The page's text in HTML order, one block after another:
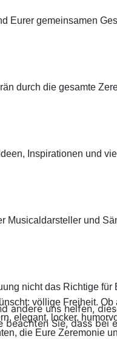
gemeinsamen
durch die gesamte
Inspirationen und
und
nicht das Richtige
völlige Freiheit.
elegant, locker,
die Eure Zeremonie
andere uns helfen,
Sie, dass